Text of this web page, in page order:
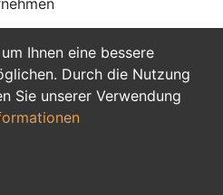
Ihnen eine bessere
Durch die Nutzung
Sie unserer Verwendung